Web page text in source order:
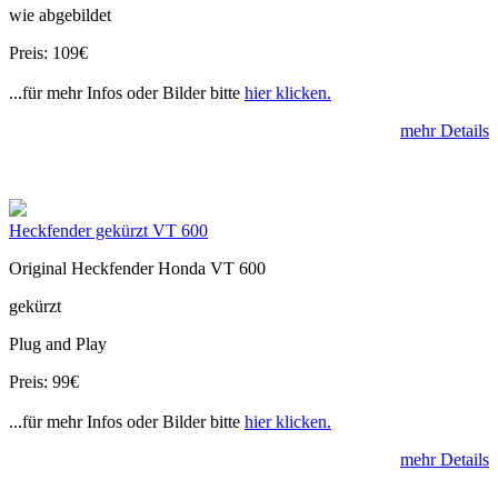
wie abgebildet
Preis: 109€
...für mehr Infos oder Bilder bitte hier klicken.
mehr Details
Heckfender gekürzt VT 600
Original Heckfender Honda VT 600
gekürzt
Plug and Play
Preis: 99€
...für mehr Infos oder Bilder bitte hier klicken.
mehr Details